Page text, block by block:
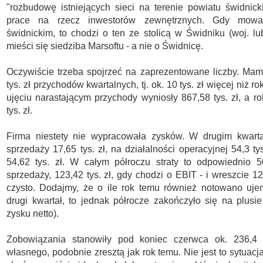
"rozbudowę istniejących sieci na terenie powiatu
prace na rzecz inwestorów zewnętrznych. Gdy
świdnickim, to chodzi o ten ze stolicą w Świdniku (woj.
mieści się siedziba Marsoftu - a nie o Świdnicę.
Oczywiście trzeba spojrzeć na zaprezentowane liczby.
tys. zł przychodów kwartalnych, tj. ok. 10 tys. zł więcej niż
ujęciu narastającym przychody wyniosły 867,58 tys. zł, a
tys. zł.
Firma niestety nie wypracowała zysków. W drugim
sprzedaży 17,65 tys. zł, na działalności operacyjnej 54,3
54,62 tys. zł. W całym półroczu straty to odpowiednio
sprzedaży, 123,42 tys. zł, gdy chodzi o EBIT - i wreszcie
czysto. Dodajmy, że o ile rok temu również notowano
drugi kwartał, to jednak półrocze zakończyło się na
zysku netto).
Zobowiązania stanowiły pod koniec czerwca ok. 236,4
własnego, podobnie zresztą jak rok temu. Nie jest to